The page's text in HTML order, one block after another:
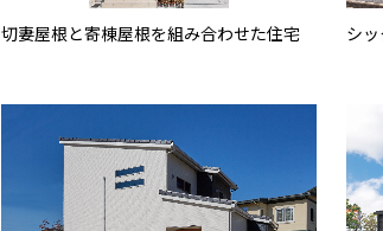
切妻屋根と寄棟屋根を組み合わせた住宅 シ